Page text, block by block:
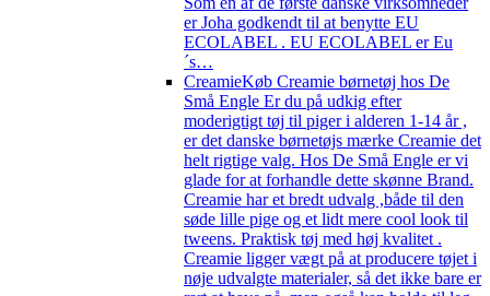
er Joha godkendt til at benytte EU
ECOLABEL . EU ECOLABEL er Eu
´s…
CreamieKøb Creamie børnetøj hos De
Små Engle Er du på udkig efter
moderigtigt tøj til piger i alderen 1-14 år ,
er det danske børnetøjs mærke Creamie det
helt rigtige valg. Hos De Små Engle er vi
glade for at forhandle dette skønne Brand.
Creamie har et bredt udvalg ,både til den
søde lille pige og et lidt mere cool look til
tweens. Praktisk tøj med høj kvalitet .
Creamie ligger vægt på at producere tøjet i
nøje udvalgte materialer, så det ikke bare er